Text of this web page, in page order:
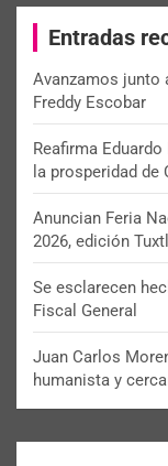
c
Entradas
Avanzamos junto
Freddy Escobar
Reafirma
la prosperidad de
Anuncian Feria
2026, edición
Se esclarecen
Fiscal General
Juan Carlos
humanista y